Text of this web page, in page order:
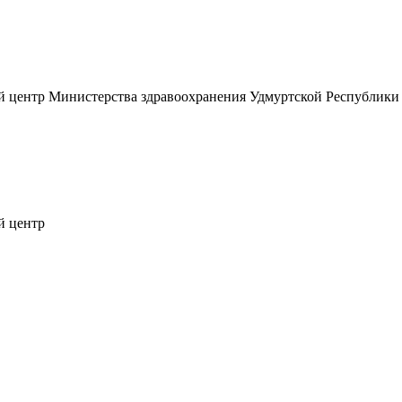
Министерства здравоохранения Удмуртской Республики
центр